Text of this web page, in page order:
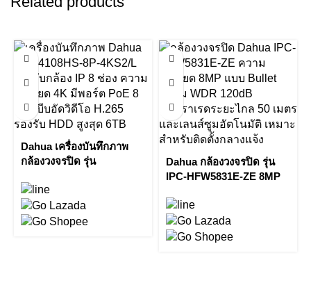
Dahua เครื่องบันทึกภาพ
กล้องวงจรปิด รุ่น
Channel Compact 1U
8PoE Network Video
Recorder by Vnix Group
Dahua กล้องวงจรปิด รุ่น
IPC-HFW5831E-ZE 8MP
Camera by Vnix Group